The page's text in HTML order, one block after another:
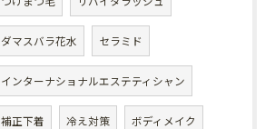
ダマスバラ花水 セラミド
インターナショナルエステティシャン
補正下着 冷え対策 ボディメイク